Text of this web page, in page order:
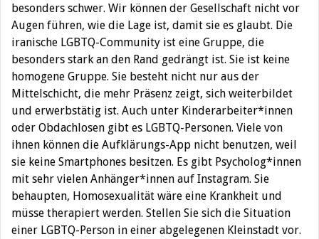
besonders schwer. Wir können der Gesellschaft nicht vor
Augen führen, wie die Lage ist, damit sie es glaubt. Die
iranische LGBTQ-Community ist eine Gruppe, die
besonders stark an den Rand gedrängt ist. Sie ist keine
homogene Gruppe. Sie besteht nicht nur aus der
Mittelschicht, die mehr Präsenz zeigt, sich weiterbildet
und erwerbstätig ist. Auch unter Kinderarbeiter*innen
oder Obdachlosen gibt es LGBTQ-Personen. Viele von
ihnen können die Aufklärungs-App nicht benutzen, weil
sie keine Smartphones besitzen. Es gibt Psycholog*innen
mit sehr vielen Anhänger*innen auf Instagram. Sie
behaupten, Homosexualität wäre eine Krankheit und
müsse therapiert werden. Stellen Sie sich die Situation
einer LGBTQ-Person in einer abgelegenen Kleinstadt vor.